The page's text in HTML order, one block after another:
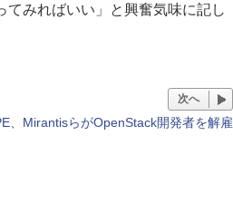
てみればいい」と興奮気味に記し
次へ
、MirantisらがOpenStack開発者を解雇